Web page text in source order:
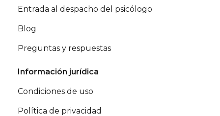
Entrada al despacho del psicólogo
Blog
Preguntas y respuestas
Información jurídica
Condiciones de uso
Política de privacidad